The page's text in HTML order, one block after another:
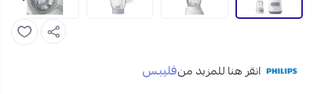
انقر هنا للمزيد منفليبس